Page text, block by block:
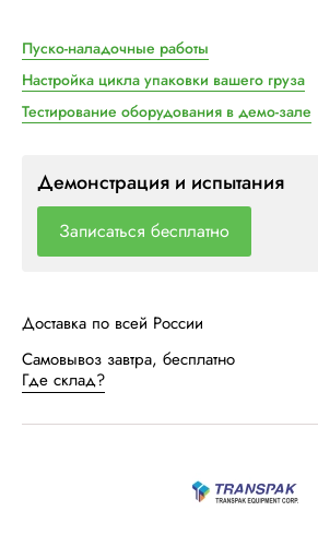
Пуско-наладочные работы
Настройка цикла упаковки вашего груза
Тестирование оборудования в демо-зале
Демонстрация и испытания
Записаться бесплатно
Доставка по всей России
Самовывоз завтра, бесплатно
Где склад?